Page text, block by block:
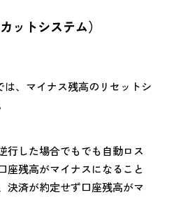
ットシステム）
、マイナス残高のリセットシ
行した場合でもでも自動ロス
座残高がマイナスになること
決済が約定せず口座残高がマ